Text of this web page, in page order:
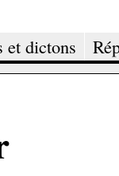
et dictons